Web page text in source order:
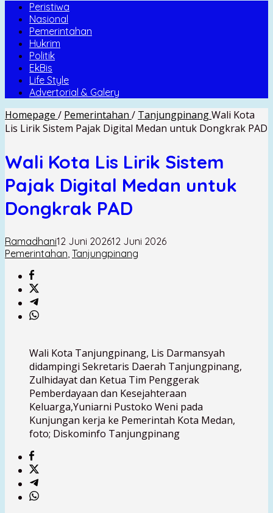
Peristiwa
Nasional
Pemerintahan
Hukrim
Politik
EkBis
Life Style
Advertorial & Galery
Homepage / Pemerintahan / TanjungpinangWali Kota
Lis Lirik Sistem Pajak Digital Medan untuk Dongkrak PAD
Wali Kota Lis Lirik Sistem
Pajak Digital Medan untuk
Dongkrak PAD
Ramadhani12 Juni 202612 Juni 2026
Pemerintahan Tanjungpinang
Wali Kota Tanjungpinang, Lis Darmansyah
didampingi Sekretaris Daerah Tanjungpinang,
Zulhidayat dan Ketua Tim Penggerak
Pemberdayaan dan Kesejahteraan
Keluarga,Yuniarni Pustoko Weni pada
Kunjungan kerja ke Pemerintah Kota Medan,
foto; Diskominfo Tanjungpinang